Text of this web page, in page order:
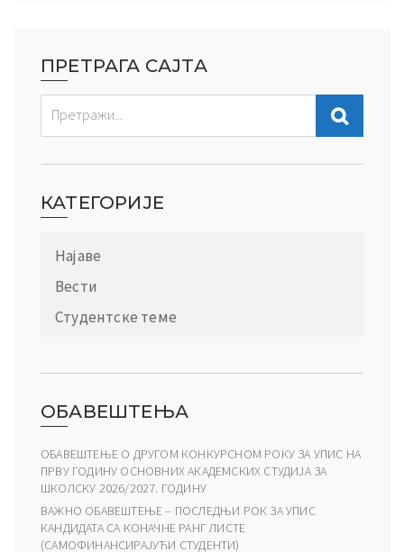
ПРЕТРАГА САЈТА
КАТЕГОРИЈЕ
Најаве
Вести
Студентске теме
ОБАВЕШТЕЊА
ОБАВЕШТЕЊЕ О ДРУГОМ КОНКУРСНОМ РОКУ ЗА УПИС НА
ПРВУ ГОДИНУ ОСНОВНИХ АКАДЕМСКИХ СТУДИЈА ЗА
ШКОЛСКУ 2026/2027. ГОДИНУ
ВАЖНО ОБАВЕШТЕЊЕ – ПОСЛЕДЊИ РОК ЗА УПИС
КАНДИДАТА СА КОНАЧНЕ РАНГ ЛИСТЕ
(САМОФИНАНСИРАЈУЋИ СТУДЕНТИ)